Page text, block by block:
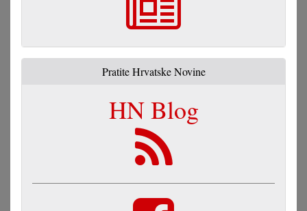
Pratite Hrvatske Novine
HN Blog